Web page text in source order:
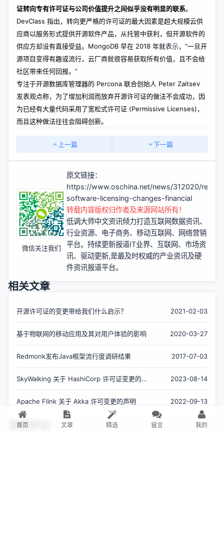
首页 文章 精选 留言 我的
证转向专有许可证与公司价值提升之间似乎没有明显的联系。
DevClass 指出，转向更严格的许可证的最大因素是超大规模云供
应商以服务形式提供开源软件产品，从托管中获利，但开源软件的
供应方却没有直接受益。MongoDB 早在 2018 年就表示，“一旦开
源项目变得有趣或流行，云厂商就很容易获取所有价值，且不会给
社区带来任何回报。”
专注于开源数据库管理器的 Percona 联合创始人 Peter Zaitsev
发表观点称，为了增加利润而放弃开源许可证的做法不会成功，因
为已经有大量代码采用了宽松式许可证 (Permissive Licenses)，
而且这种做法往往会阻碍创新。
上一篇 下一篇
微信关注我们
原文链接：
https://www.oschina.net/news/312020/
software-licensing-changes-financial
转载内容版权归作者及来源网站所有！
低调大师中文资讯倾力打造互联网数据资讯、
行业资源、电子商务、移动互联网、网络营销
平台。持续更新报道IT业界、互联网、市场资
讯、驱动更新,是最及时权威的产业资讯及硬
件资讯报道平台。
相关文章
开源许可证的变更带给我们什么启示？ 2021-02-03
基于物联网的移动应用及其对用户体验的影响 2020-03-27
Redmonk发布Java框架流行度调研结果 2017-07-03
SkyWalking 关于 HashiCorp 许可证变更的声
2023-08-14
Apache Flink 关于 Akka 许可变更的声明 2022-09-13
发表评论